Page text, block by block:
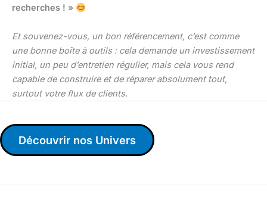
recherches ! »
Et souvenez-vous, un bon référencement, c’est comme
une bonne boîte à outils : cela demande un investissement
initial, un peu d’entretien régulier, mais cela vous rend
capable de construire et de réparer absolument tout,
surtout votre flux de clients.
Découvrir nos Univers